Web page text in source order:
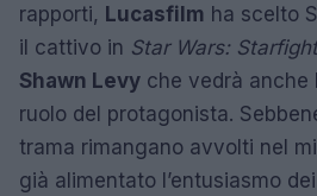
rapporti, Lucasfilm ha scelto
il cattivo in Star Wars:
Shawn Levy che vedrà anche
ruolo del protagonista.
trama rimangano avvolti nel
già alimentato l’entusiasmo